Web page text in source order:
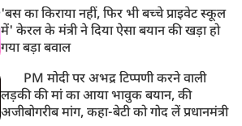
'बस का किराया नहीं, फिर भी बच्चे प्राइवेट स्कूल
में' केरल के मंत्री ने दिया ऐसा बयान की खड़ा हो
गया बड़ा बवाल
PM मोदी पर अभद्र टिप्पणी करने वाली
लड़की की मां का आया भावुक बयान, की
अजीबोगरीब मांग, कहा-बेटी को गोद लें प्रधानमंत्री